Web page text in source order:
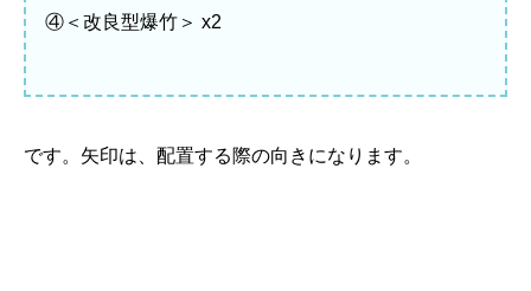
④＜改良型爆竹＞ x2
です。矢印は、配置する際の向きになります。